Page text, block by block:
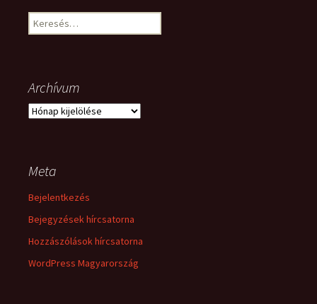
Keresés:
Archívum
Archívum
Meta
Bejelentkezés
Bejegyzések hírcsatorna
Hozzászólások hírcsatorna
WordPress Magyarország